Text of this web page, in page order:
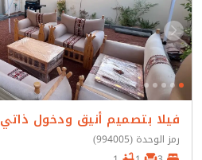
فيلا بتصميم أنيق ودخول ذاتي
رمز الوحدة (994005)